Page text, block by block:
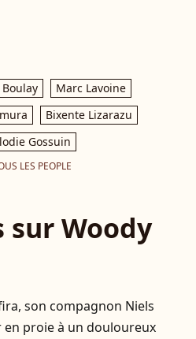
Boulay
Marc Lavoine
Bixente Lizarazu
Gossuin
LES PEOPLE
sur Woody
son compagnon Niels
en proie à un douloureux